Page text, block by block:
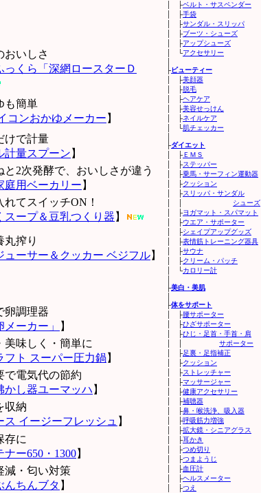
│ ├ベルト・サスペンダー
│ ├手袋
│ ├サンダル・スリッパ
│ ├ブーツ・シューズ
│ ├アップシューズ
│ └アクセサリー
├ビューティー
│ ├美顔器
│ ├脱毛
│ ├ヘアケア
│ ├美容せっけん
│ ├ネイルケア
│ └肌チェッカー
├ダイエット
│ ├ＥＭＳ
│ ├ステッパー
│ ├乗馬・サーフィン運動器
│ ├クッション
│ ├スリッパ・サンダル
シューズ
│ ├ヨガマット・スパマット
│ ├ウエア・サポーター
│ ├シェイプアップグッズ
│ ├表情筋トレーニング器具
│ ├サウナ
│ ├クリーム・パッチ
│ └カロリー計
├美白・美肌
├体をサポート
│ ├腰サポーター
│ ├ひざサポーター
│ ├ひじ・足首・手首・肩
サポーター
│ ├足裏・足指補正
│ ├クッション
│ ├ストレッチャー
│ ├マッサージャー
│ ├健康アクセサリー
│ ├補聴器
│ ├鼻・喉洗浄、吸入器
│ ├呼吸筋力増強
│ ├拡大鏡・シニアグラス
│ ├耳かき
│ ├つめ切り
│ ├つまようじ
│ ├血圧計
│ ├ヘルスメーター
│ ├つえ
おいしさ
っくら「深網ロースターＤ
も簡単
コンおかゆメーカー 】
けで計量
計量スプーン 】
と2次発酵で、おいしさが違う
庭用ベーカリー 】
れてスイッチON！
スープ＆豆乳つくり器 】
丸搾り
ューサー＆クッカー ベジフル】
卵調理器
メーカー」
】
美味しく・簡単に
フト スーパー圧力鍋】
で電気代の節約
かし器ユーマッハ 】
収納
ス イージーフレッシュ 】
存に
ナー650・1300】
減・匂い対策
んちんブタ 】